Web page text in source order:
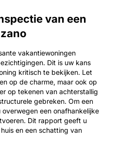
van een
vakantiewoningen
Dit is uw kans
kritisch te bekijken. Let
op de charme, maar ook op
op tekenen van achterstallig
gebreken. Om een
een onafhankelijke
Dit rapport geeft u
en een schatting van